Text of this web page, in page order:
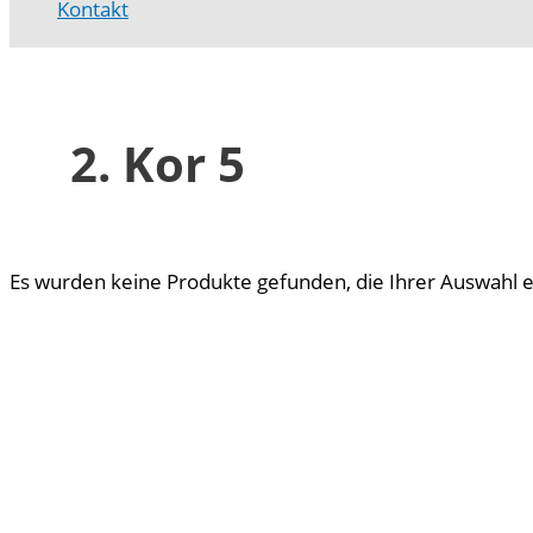
Kontakt
2. Kor 5
Es wurden keine Produkte gefunden, die Ihrer Auswahl